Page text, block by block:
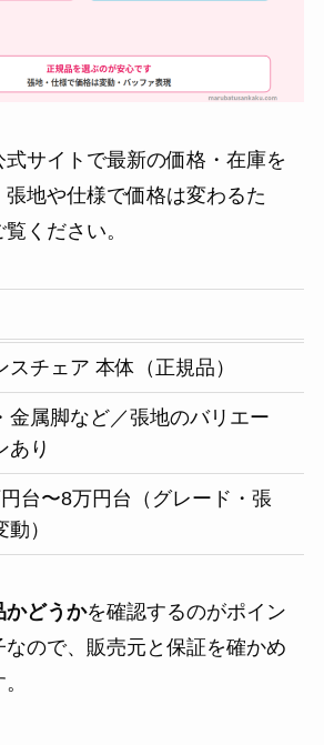
サイトで最新の価格・在庫を
地や仕様で価格は変わるた
ください。
スチェア 本体（正規品）
金属脚など／張地のバリエー
あり
台〜8万円台（グレード・張
）
かどうかを確認するのがポイン
なので、販売元と保証を確かめ